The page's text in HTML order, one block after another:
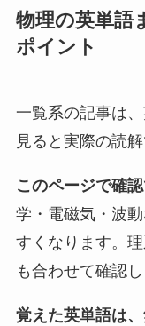
物理の英単語
ポイント
一覧系の記事は
見ると実際の読
このページで確
学・電磁気・波
すくなります。
も合わせて確認し
覚えた英単語は